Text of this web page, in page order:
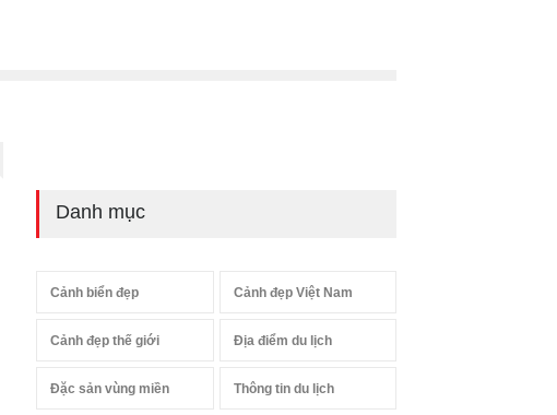
Danh mục
Cảnh biển đẹp Cảnh đẹp Việt Nam
Cảnh đẹp thế giới Địa điểm du lịch
Đặc sản vùng miền Thông tin du lịch